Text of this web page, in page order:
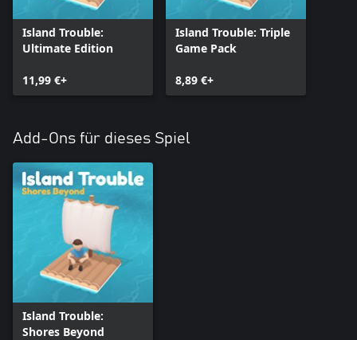
Island Trouble:
Ultimate Edition
11,99 €+
Island Trouble: Triple
Game Pack
8,89 €+
Add-Ons für dieses Spiel
Island Trouble:
Shores Beyond